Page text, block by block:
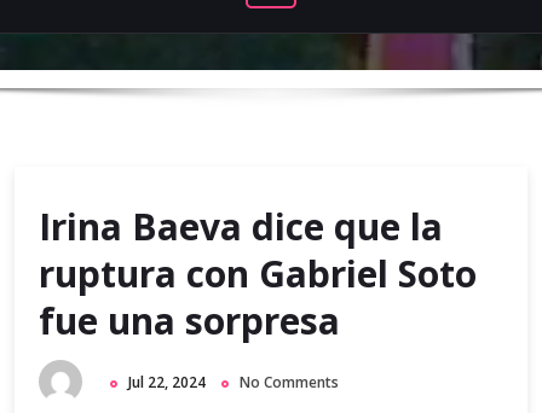
Irina Baeva dice que la
ruptura con Gabriel Soto
fue una sorpresa
Jul 22, 2024 No Comments